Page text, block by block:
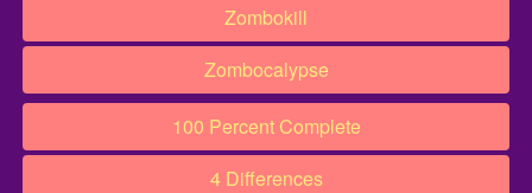
Zombokill
Zombocalypse
100 Percent Complete
4 Differences